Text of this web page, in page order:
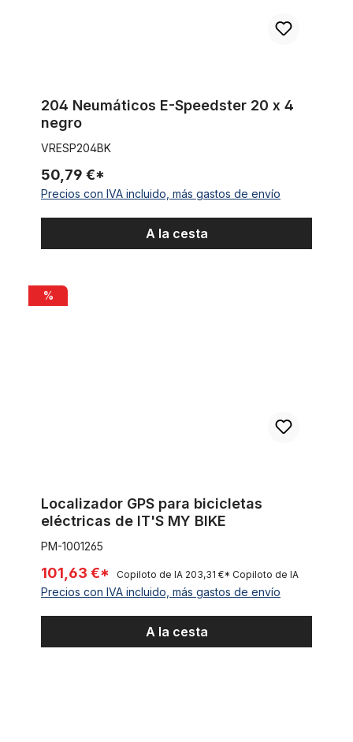
204 Neumáticos E-Speedster 20 x 4
negro
VRESP204BK
50,79 €*
Precios con IVA incluido, más gastos de envío
A la cesta
Localizador GPS para bicicletas eléctricas de IT'S MY BIKE
%
Localizador GPS para bicicletas
eléctricas de IT'S MY BIKE
PM-1001265
101,63 €* Copiloto de IA 203,31 €* Copiloto de IA
Precios con IVA incluido, más gastos de envío
A la cesta